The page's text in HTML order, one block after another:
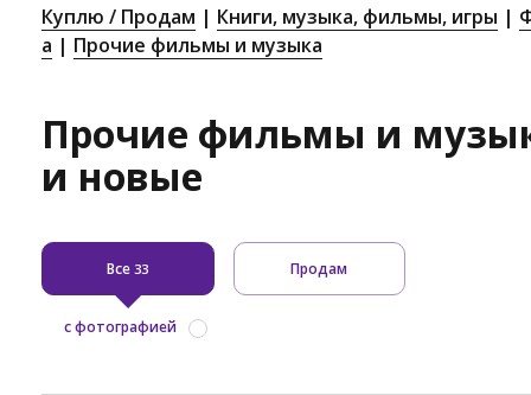
Куплю / Продам Книги, музыка, фильмы, игры
а
Прочие фильмы и музыка
Прочие фильмы и
и новые
Все33 Продам
с фотографией